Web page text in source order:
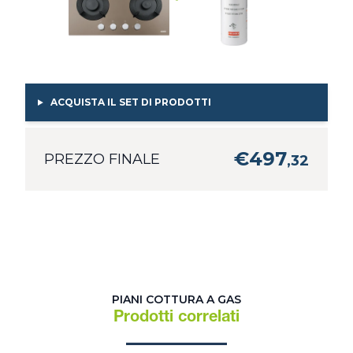
ACQUISTA IL SET DI PRODOTTI
PREZZO FINALE €497,32
PIANI COTTURA A GAS
Prodotti correlati